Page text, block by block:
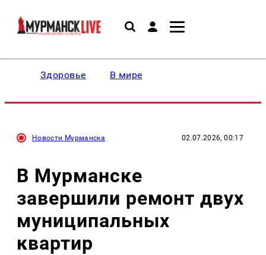
Здоровье В мире
Новости Мурманска 02.07.2026, 00:17
В Мурманске
завершили ремонт двух
муниципальных
квартир